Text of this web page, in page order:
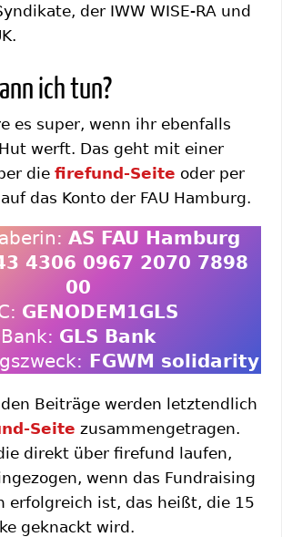
der IWW WISE-RA und
ich tun?
es super, wenn ihr ebenfalls
werft. Das geht mit einer
die firefund-Seite oder per
das Konto der FAU Hamburg.
AS FAU Hamburg
4306 0967 2070 7898
00
GENODEM1GLS
Bank: GLS Bank
FGWM solidarity
Beiträge werden letztendlich
Seite zusammengetragen.
direkt über firefund laufen,
wenn das Fundraising
erfolgreich ist, das heißt, die 15
geknackt wird.